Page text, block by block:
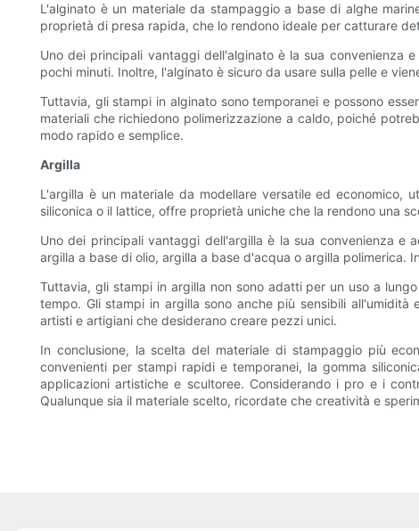
L'alginato è un materiale da stampaggio a base di alghe
proprietà di presa rapida, che lo rendono ideale per catturare
Uno dei principali vantaggi dell'alginato è la sua convenienza
pochi minuti. Inoltre, l'alginato è sicuro da usare sulla pelle e
Tuttavia, gli stampi in alginato sono temporanei e possono
materiali che richiedono polimerizzazione a caldo, poiché
modo rapido e semplice.
Argilla
L'argilla è un materiale da modellare versatile ed economico,
siliconica o il lattice, offre proprietà uniche che la rendono una
Uno dei principali vantaggi dell'argilla è la sua convenienza e
argilla a base di olio, argilla a base d'acqua o argilla polimerica.
Tuttavia, gli stampi in argilla non sono adatti per un uso a
tempo. Gli stampi in argilla sono anche più sensibili
artisti e artigiani che desiderano creare pezzi unici.
In conclusione, la scelta del materiale di stampaggio più
convenienti per stampi rapidi e temporanei, la gomma
applicazioni artistiche e scultoree. Considerando i pro e i
Qualunque sia il materiale scelto, ricordate che creatività e